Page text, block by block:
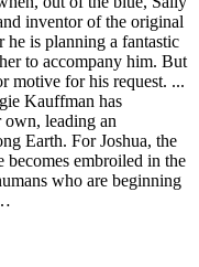
inventor of the original
he is planning a fantastic
to accompany him. But
motive for his request. ...
Kauffman has
leading an
Earth. For Joshua, the
becomes embroiled in the
who are beginning